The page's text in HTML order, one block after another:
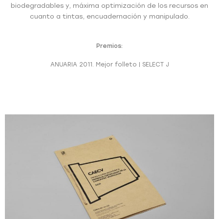
biodegradables y, máxima optimización de los recursos en
cuanto a tintas, encuadernación y manipulado.
Premios:
ANUARIA 2011. Mejor folleto | SELECT J